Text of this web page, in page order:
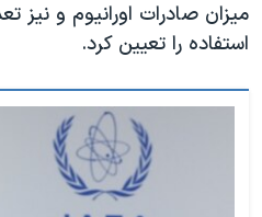
میزان صادرات اورانیوم و نیز
استفاده را تعیین کرد.